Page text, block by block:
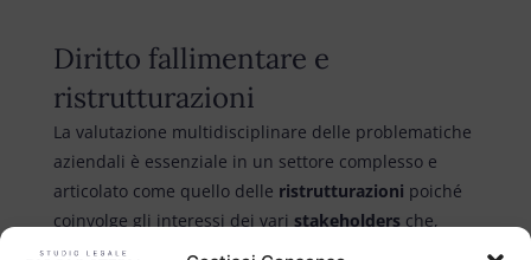
Diritto fallimentare e
ristrutturazioni
La valutazione multidisciplinare delle problematiche
aziendali è essenziale in un settore complesso e
articolato come quello delle ristrutturazioni poiché
coinvolge gli interessi dei vari stakeholdersche,
inevitabilmente, interagiscono in questa fase della